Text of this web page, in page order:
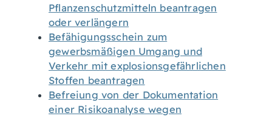
Pflanzenschutzmitteln beantragen
oder verlängern
Befähigungsschein zum
gewerbsmäßigen Umgang und
Verkehr mit explosionsgefährlichen
Stoffen beantragen
Befreiung von der Dokumentation
einer Risikoanalyse wegen